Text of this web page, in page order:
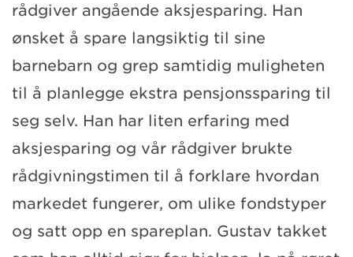
rådgiver angående aksjesparing. Han
ønsket å spare langsiktig til sine
barnebarn og grep samtidig muligheten
til å planlegge ekstra pensjonssparing til
seg selv. Han har liten erfaring med
aksjesparing og vår rådgiver brukte
rådgivningstimen til å forklare hvordan
markedet fungerer, om ulike fondstyper
og satt opp en spareplan. Gustav takket